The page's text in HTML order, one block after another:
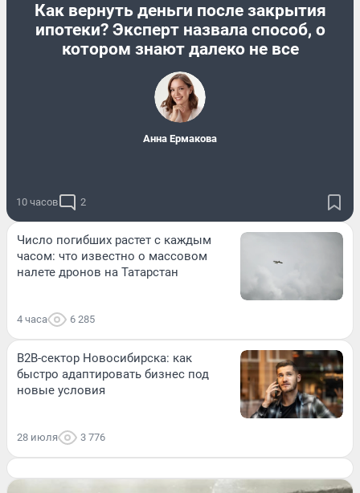
Как вернуть деньги после закрытия
ипотеки? Эксперт назвала способ, о
котором знают далеко не все
Анна Ермакова
10 часов 2
Число погибших растет с каждым
часом: что известно о массовом
налете дронов на Татарстан
4 часа 6 285
B2B-сектор Новосибирска: как
быстро адаптировать бизнес под
новые условия
28 июля 3 776